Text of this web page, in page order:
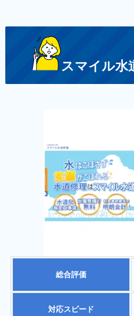
スマイル水
総合評価
対応スピード